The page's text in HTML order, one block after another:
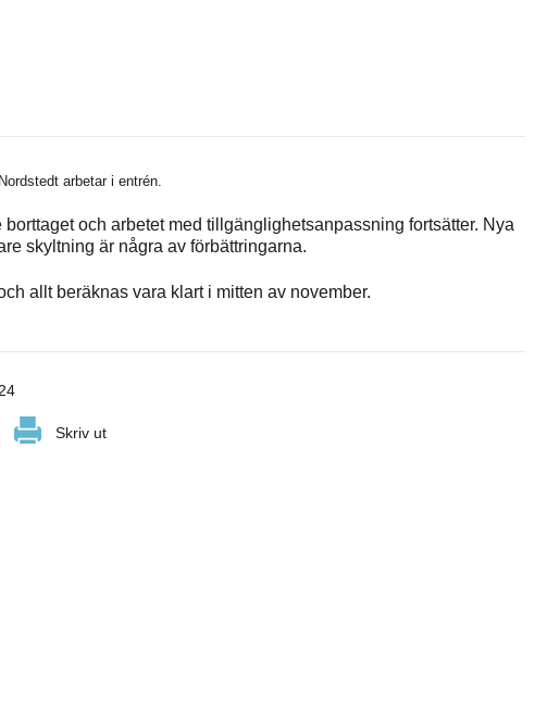
arbetar i entrén.
och arbetet med tillgänglighetsanpassning fortsätter. Nya
skyltning är några av förbättringarna.
allt beräknas vara klart i mitten av november.
Skriv ut